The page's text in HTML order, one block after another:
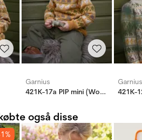
Garnius
421K-17a PIP mini (Woolevo)
Garnius
421K-
også disse